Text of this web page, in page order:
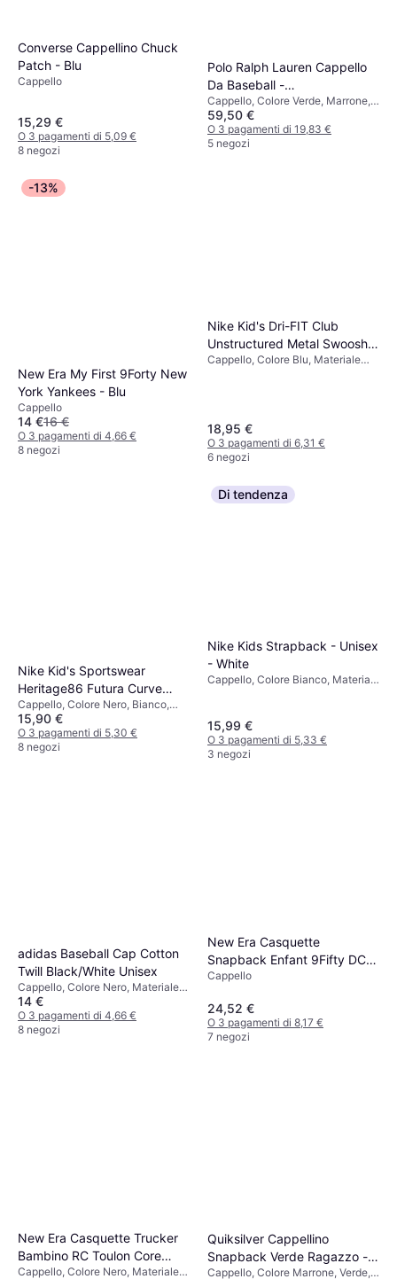
Converse Cappellino Chuck
Patch - Blu
Cappello
15,29 €
O 3 pagamenti di 5,09 €
8 negozi
Polo Ralph Lauren Cappello
Da Baseball -
Marrone/Verde/Rosso/Bianco
Cappello, Colore Verde, Marrone,
Bianco, Rosso
59,50 €
O 3 pagamenti di 19,83 €
5 negozi
-13%
New Era My First 9Forty New
York Yankees - Blu
Cappello
14 €16 €
O 3 pagamenti di 4,66 €
8 negozi
Nike Kid's Dri-FIT Club
Unstructured Metal Swoosh
Cap - Midnight Navy
Cappello, Colore Blu, Materiale
18,95 €
O 3 pagamenti di 6,31 €
6 negozi
Nike Kid's Sportswear
Heritage86 Futura Curve
Brim Hat - Black/White
(8A2902-023)
Cappello, Colore Nero, Bianco,
Materiale Cotone
15,90 €
O 3 pagamenti di 5,30 €
8 negozi
Di tendenza
Nike Kids Strapback - Unisex
- White
Cappello, Colore Bianco, Materiale
15,99 €
O 3 pagamenti di 5,33 €
3 negozi
adidas Baseball Cap Cotton
Twill Black/White Unisex
Cappello, Colore Nero, Materiale
Cotone
14 €
O 3 pagamenti di 4,66 €
8 negozi
New Era Casquette
Snapback Enfant 9Fifty DC
Piping Batman - Noir
Cappello
24,52 €
O 3 pagamenti di 8,17 €
7 negozi
New Era Casquette Trucker
Bambino RC Toulon Core
9Forty - Noir
Cappello, Colore Nero, Materiale
Quiksilver Cappellino
Snapback Verde Ragazzo -
Vert
Cappello, Colore Marrone, Verde,